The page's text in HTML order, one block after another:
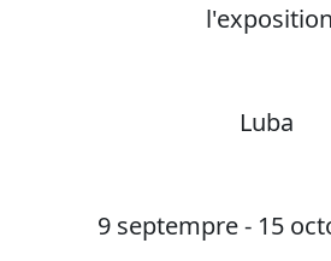
l'exposition
Luba
9 septempre - 15